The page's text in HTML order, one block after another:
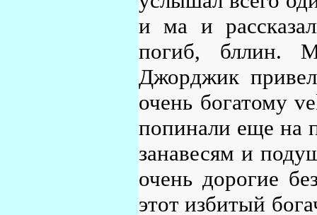
и ма и
погиб, бллин.
Джорджик
очень богатому
попинали еще на
занавесям и
очень дорогие
этот избитый